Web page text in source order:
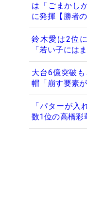
は「ごまかし
に発揮【勝者の
鈴木愛は2位
「若い子には
大台6億突破
帽「崩す要素が
「パターが
数1位の高橋彩